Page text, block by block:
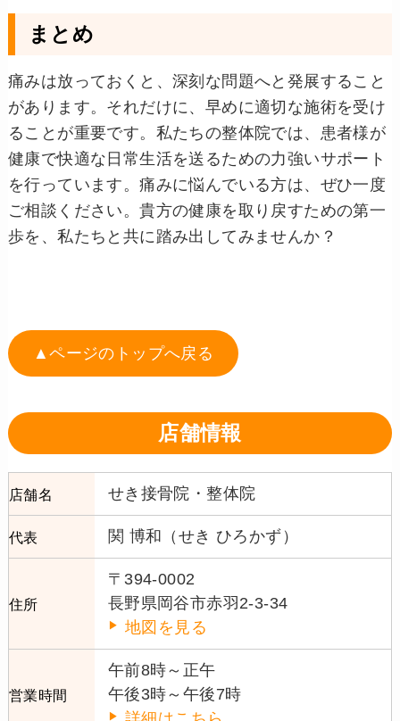
まとめ
痛みは放っておくと、深刻な問題へと発展すること
があります。それだけに、早めに適切な施術を受け
ることが重要です。私たちの整体院では、患者様が
健康で快適な日常生活を送るための力強いサポート
を行っています。痛みに悩んでいる方は、ぜひ一度
ご相談ください。貴方の健康を取り戻すための第一
歩を、私たちと共に踏み出してみませんか？
▲ページのトップへ戻る
店舗情報
店舗名 せき接骨院・整体院
代表 関 博和（せき ひろかず）
住所
〒394-0002
長野県岡谷市赤羽2-3-34
地図を見る
営業時間
午前8時～正午
午後3時～午後7時